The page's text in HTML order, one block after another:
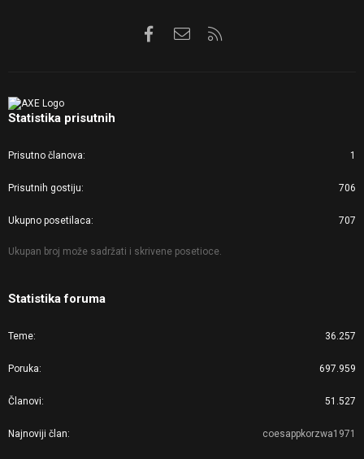
FacebookKontaktirajte nas
Statistika prisutnih
Prisutno članova 1
Prisutnih gostiju 706
Ukupno posetilaca 707
Ukupan broj može sadržati i skrivene posetioce.
Statistika foruma
Teme 36.257
Poruka 697.959
Članovi 51.527
Najnoviji član coesappkorzwa1971